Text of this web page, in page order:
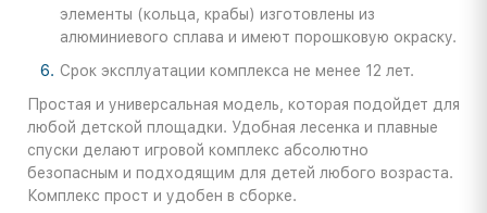
элементы (кольца, крабы) изготовлены из
алюминиевого сплава и имеют порошковую окраску.
Срок эксплуатации комплекса не менее 12 лет.
Простая и универсальная модель, которая подойдет для
любой детской площадки. Удобная лесенка и плавные
спуски делают игровой комплекс абсолютно
безопасным и подходящим для детей любого возраста.
Комплекс прост и удобен в сборке.